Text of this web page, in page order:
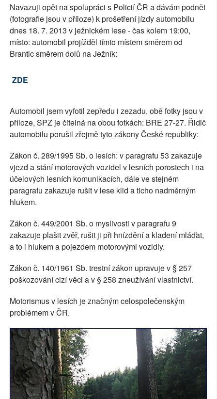
SOCIÁLNÍ SÍTĚ
RUBRIKY
PLNÁ VERZE STRÁNEK
Navazuji opět na spolupráci s Policií ČR a dávám podnět
(fotografie jsou v příloze) k prošetření jízdy automobilu
dnes 18. 7. 2013 v ježnickém lese - čas kolem 19:00,
místo: automobil projížděl tímto místem směrem od
Brantic směrem dolů na Ježník:
ZDE
Automobil jsem vyfotil zepředu i zezadu, obě fotky jsou v
příloze, SPZ je čitelná na obou fotkách: BRE 27-27. Řidič
automobilu porušil zřejmě tyto zákony České republiky:
Zákon č. 289/1995 Sb. o lesích: v paragrafu 53 zakazuje
vjezd a stání motorových vozidel v lesních porostech i na
účelových lesních komunikacích, dále ve stejném
paragrafu zakazuje rušit v lese klid a ticho nadměrným
hlukem.
Zákon č. 449/2001 Sb. o myslivosti v paragrafu 9
zakazuje plašit zvěř, rušit ji při hnízdění a kladení mláďat,
a to i hlukem a pojezdem motorovými vozidly.
Zákon č. 140/1961 Sb. trestní zákon upravuje v § 257
poškozování cizí věci a v § 258 zneužívání vlastnictví.
Motorismus v lesích je značným celospolečenským
problémem v ČR.